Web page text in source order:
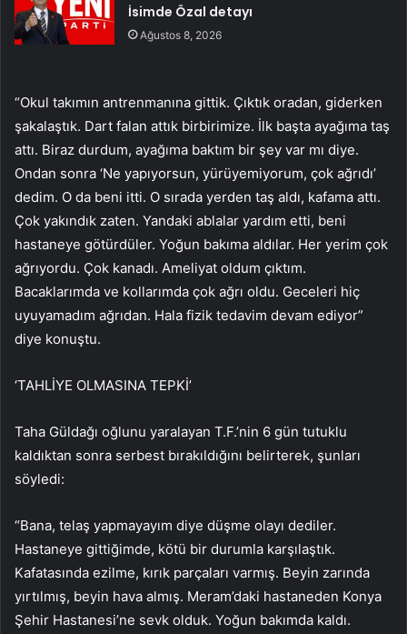
İsimde Özal detayı
Ağustos 8, 2026
“Okul takımın antrenmanına gittik. Çıktık oradan, giderken
şakalaştık. Dart falan attık birbirimize. İlk başta ayağıma taş
attı. Biraz durdum, ayağıma baktım bir şey var mı diye.
Ondan sonra ‘Ne yapıyorsun, yürüyemiyorum, çok ağrıdı’
dedim. O da beni itti. O sırada yerden taş aldı, kafama attı.
Çok yakındık zaten. Yandaki ablalar yardım etti, beni
hastaneye götürdüler. Yoğun bakıma aldılar. Her yerim çok
ağrıyordu. Çok kanadı. Ameliyat oldum çıktım.
Bacaklarımda ve kollarımda çok ağrı oldu. Geceleri hiç
uyuyamadım ağrıdan. Hala fizik tedavim devam ediyor”
diye konuştu.
‘TAHLİYE OLMASINA TEPKİ’
Taha Güldağı oğlunu yaralayan T.F.’nin 6 gün tutuklu
kaldıktan sonra serbest bırakıldığını belirterek, şunları
söyledi:
“Bana, telaş yapmayayım diye düşme olayı dediler.
Hastaneye gittiğimde, kötü bir durumla karşılaştık.
Kafatasında ezilme, kırık parçaları varmış. Beyin zarında
yırtılmış, beyin hava almış. Meram’daki hastaneden Konya
Şehir Hastanesi’ne sevk olduk. Yoğun bakımda kaldı.